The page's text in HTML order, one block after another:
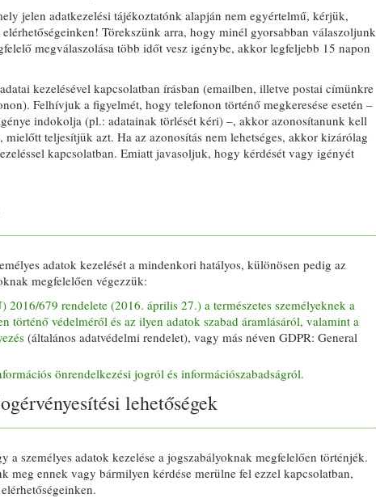
jelen adatkezelési tájékoztatónk alapján nem egyértelmű, kérjük,
Törekszünk arra, hogy minél gyorsabban válaszoljunk
megválaszolása több időt vesz igénybe, akkor legfeljebb 15 napon
kezelésével kapcsolatban írásban (emailben, illetve postai címünkre
Felhívjuk a figyelmét, hogy telefonon történő megkeresése esetén –
indokolja (pl.: adatainak törlését kéri) –, akkor azonosítanunk kell
teljesítjük azt. Ha az azonosítás nem lehetséges, akkor kizárólag
kapcsolatban. Emiatt javasoljuk, hogy kérdését vagy igényét
adatok kezelését a mindenkori hatályos, különösen pedig az
megfelelően végezzük:
2016/679 rendelete (2016. április 27.) a természetes személyeknek a
történő védelméről és az ilyen adatok szabad áramlásáról, valamint a
(általános adatvédelmi rendelet), vagy más néven GDPR: General
önrendelkezési jogról és információszabadságról.
lehetőségek
személyes adatok kezelése a jogszabályoknak megfelelően történjék.
meg ennek vagy bármilyen kérdése merülne fel ezzel kapcsolatban,